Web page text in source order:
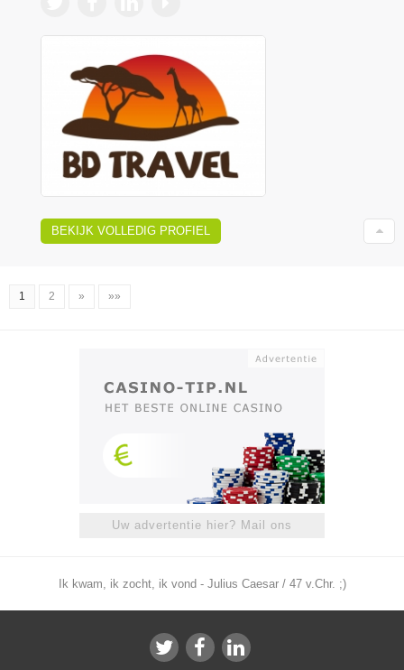
BEKIJK VOLLEDIG PROFIEL
1 2 » »»
Uw advertentie hier? Mail ons
Ik kwam, ik zocht, ik vond - Julius Caesar / 47 v.Chr. ;)